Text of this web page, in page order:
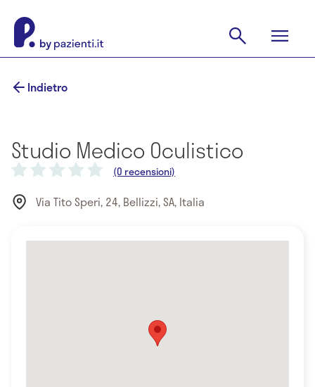
Indietro
Studio Medico Oculistico
(0 recensioni)
Via Tito Speri, 24, Bellizzi, SA, Italia